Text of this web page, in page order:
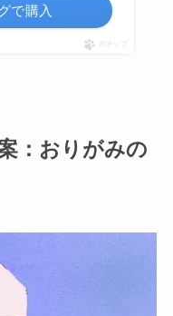
で購入
ポチップ
：おりがみの